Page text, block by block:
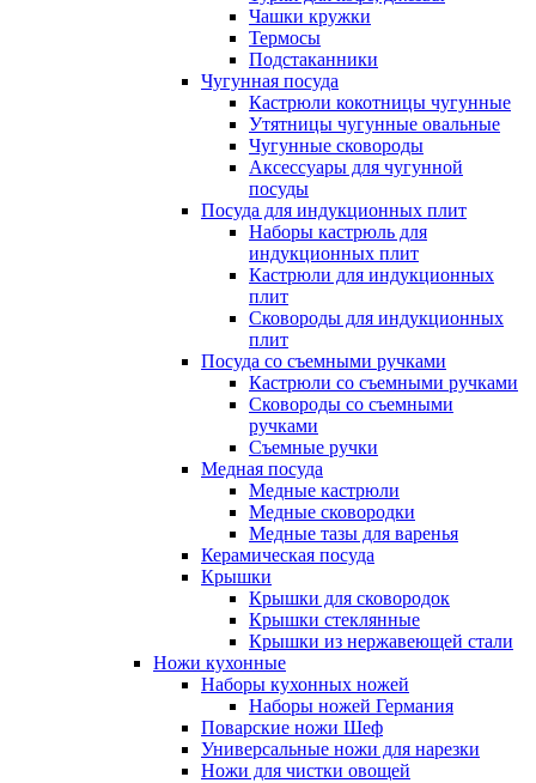
Чашки кружки
Термосы
Подстаканники
Чугунная посуда
Кастрюли кокотницы чугунные
Утятницы чугунные овальные
Чугунные сковороды
Аксессуары для чугунной
посуды
Посуда для индукционных плит
Наборы кастрюль для
индукционных плит
Кастрюли для индукционных
плит
Сковороды для индукционных
плит
Посуда со съемными ручками
Кастрюли со съемными ручками
Сковороды со съемными
ручками
Съемные ручки
Медная посуда
Медные кастрюли
Медные сковородки
Медные тазы для варенья
Керамическая посуда
Крышки
Крышки для сковородок
Крышки стеклянные
Крышки из нержавеющей стали
Ножи кухонные
Наборы кухонных ножей
Наборы ножей Германия
Поварские ножи Шеф
Универсальные ножи для нарезки
Ножи для чистки овощей